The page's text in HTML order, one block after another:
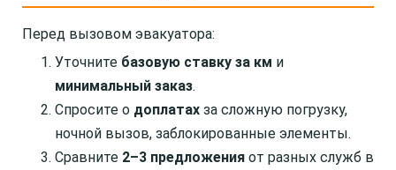
Перед вызовом эвакуатора:
Уточните базовую ставку за км и
минимальный заказ.
Спросите о доплатах за сложную погрузку,
ночной вызов, заблокированные элементы.
Сравните 2–3 предложения от разных служб в